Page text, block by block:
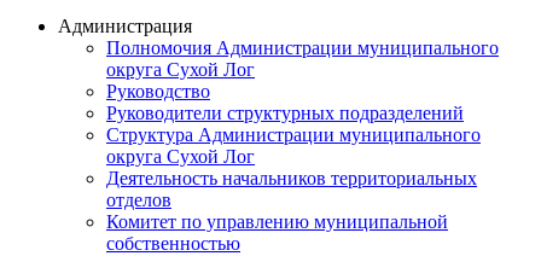
Администрация
Полномочия Администрации муниципального
округа Сухой Лог
Руководство
Руководители структурных подразделений
Структура Администрации муниципального
округа Сухой Лог
Деятельность начальников территориальных
отделов
Комитет по управлению муниципальной
собственностью